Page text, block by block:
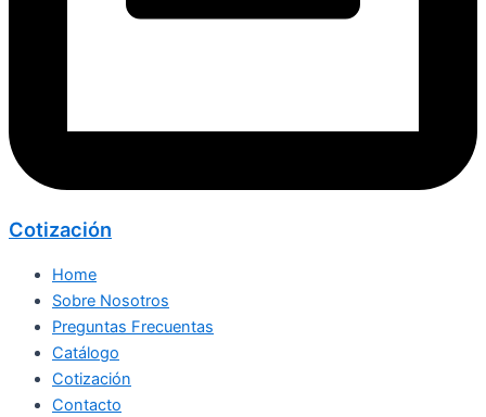
Cotización
Home
Sobre Nosotros
Preguntas Frecuentas
Catálogo
Cotización
Contacto